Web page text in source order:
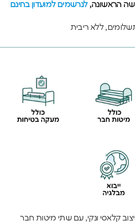
לנרשמים למועדון בחינם
קלאסי ונקי, עם שתי מיטות חבר